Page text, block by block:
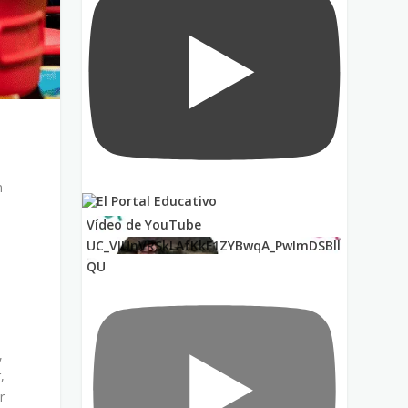
Vídeo de YouTube
UC_VIUnVRSkLAfKkF1ZYBwqA_PwImDSBll
QU